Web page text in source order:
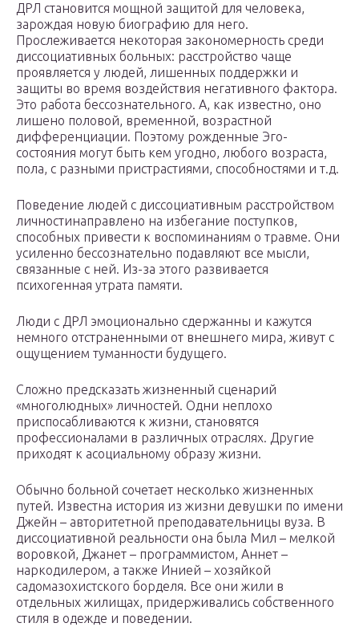
ДРЛ становится мощной защитой для человека,
зарождая новую биографию для него.
Прослеживается некоторая закономерность среди
диссоциативных больных: расстройство чаще
проявляется у людей, лишенных поддержки и
защиты во время воздействия негативного фактора.
Это работа бессознательного. А, как известно, оно
лишено половой, временной, возрастной
дифференциации. Поэтому рожденные Эго-
состояния могут быть кем угодно, любого возраста,
пола, с разными пристрастиями, способностями и т.д.
Поведение людей с диссоциативным расстройством
личностинаправлено на избегание поступков,
способных привести к воспоминаниям о травме. Они
усиленно бессознательно подавляют все мысли,
связанные с ней. Из-за этого развивается
психогенная утрата памяти.
Люди с ДРЛ эмоционально сдержанны и кажутся
немного отстраненными от внешнего мира, живут с
ощущением туманности будущего.
Сложно предсказать жизненный сценарий
«многолюдных» личностей. Одни неплохо
приспосабливаются к жизни, становятся
профессионалами в различных отраслях. Другие
приходят к асоциальному образу жизни.
Обычно больной сочетает несколько жизненных
путей. Известна история из жизни девушки по имени
Джейн – авторитетной преподавательницы вуза. В
диссоциативной реальности она была Мил – мелкой
воровкой, Джанет – программистом, Аннет –
наркодилером, а также Инией – хозяйкой
садомазохистского борделя. Все они жили в
отдельных жилищах, придерживались собственного
стиля в одежде и поведении.